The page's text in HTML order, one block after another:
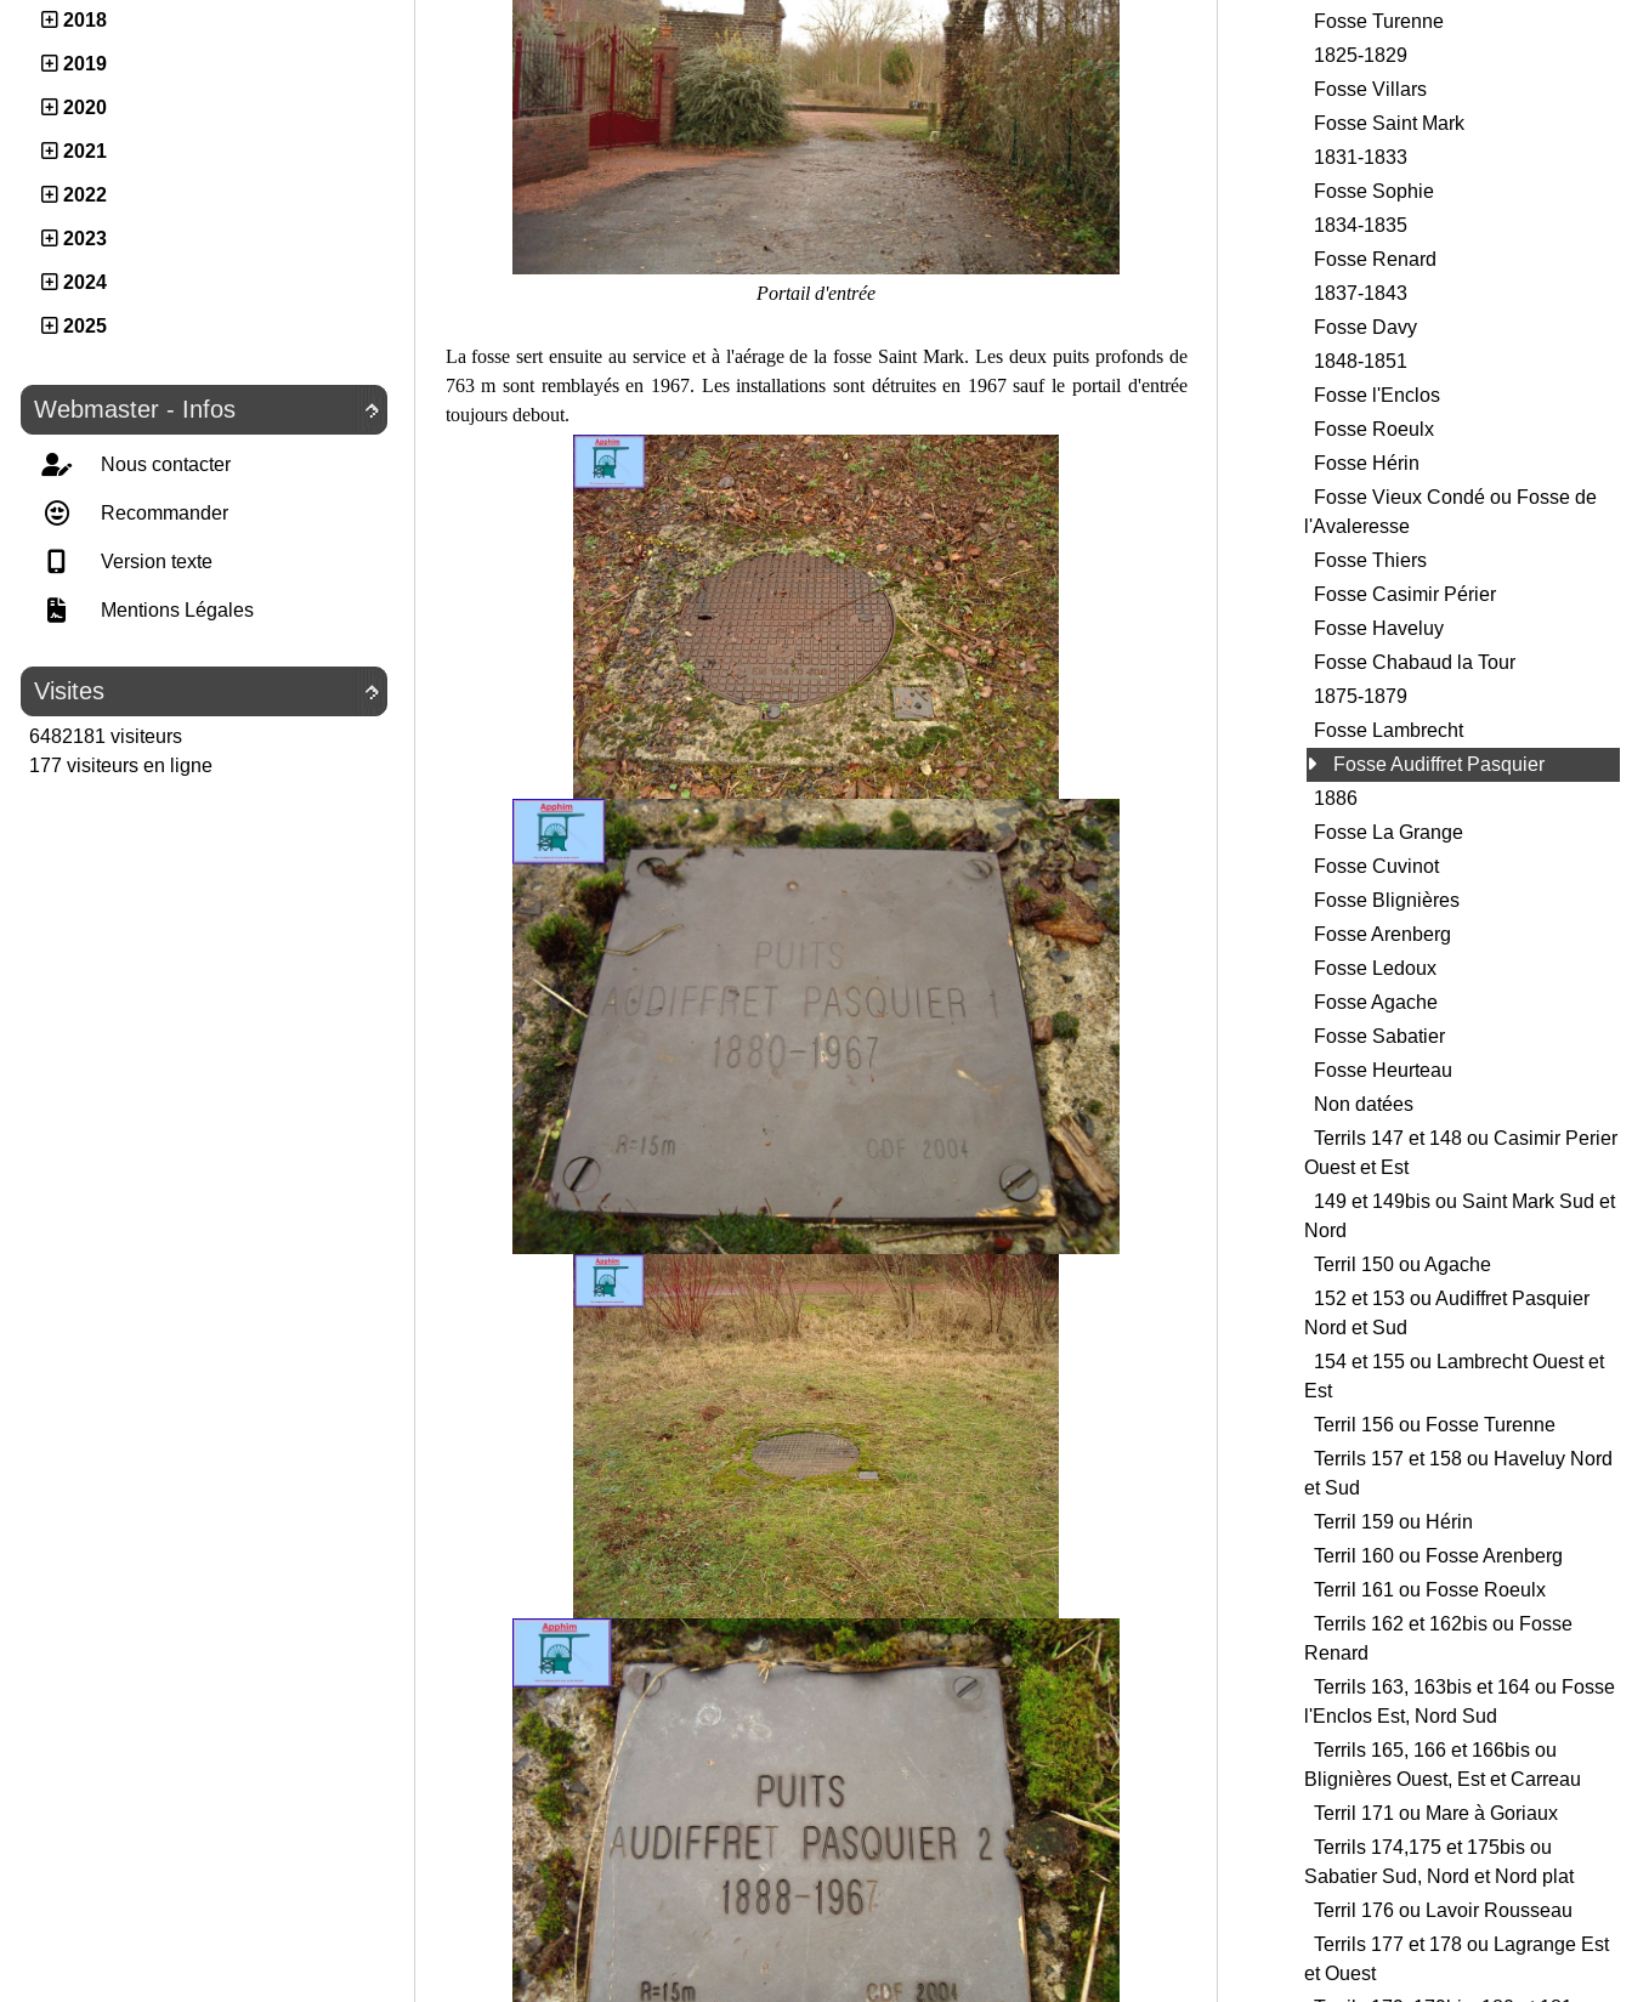
2018
2019
2020
2021
2022
2023
2024
2025

Webmaster - Infos
Nous contacter
Recommander
Version texte
Mentions Légales

Visites
6482181 visiteurs
177 visiteurs en ligne
Portail d'entrée
La fosse sert ensuite au service et à l'aérage de la fosse Saint Mark. Les deux puits profonds de
763 m sont remblayés en 1967. Les installations sont détruites en 1967 sauf le portail d'entrée
toujours debout.
Fosse Turenne
1825-1829
Fosse Villars
Fosse Saint Mark
1831-1833
Fosse Sophie
1834-1835
Fosse Renard
1837-1843
Fosse Davy
1848-1851
Fosse l'Enclos
Fosse Roeulx
Fosse Hérin
Fosse Vieux Condé ou Fosse de
l'Avaleresse
Fosse Thiers
Fosse Casimir Périer
Fosse Haveluy
Fosse Chabaud la Tour
1875-1879
Fosse Lambrecht
Fosse Audiffret Pasquier
1886
Fosse La Grange
Fosse Cuvinot
Fosse Blignières
Fosse Arenberg
Fosse Ledoux
Fosse Agache
Fosse Sabatier
Fosse Heurteau
Non datées
Terrils 147 et 148 ou Casimir Perier
Ouest et Est
149 et 149bis ou Saint Mark Sud et
Nord
Terril 150 ou Agache
152 et 153 ou Audiffret Pasquier
Nord et Sud
154 et 155 ou Lambrecht Ouest et
Est
Terril 156 ou Fosse Turenne
Terrils 157 et 158 ou Haveluy Nord
et Sud
Terril 159 ou Hérin
Terril 160 ou Fosse Arenberg
Terril 161 ou Fosse Roeulx
Terrils 162 et 162bis ou Fosse
Renard
Terrils 163, 163bis et 164 ou Fosse
l'Enclos Est, Nord Sud
Terrils 165, 166 et 166bis ou
Blignières Ouest, Est et Carreau
Terril 171 ou Mare à Goriaux
Terrils 174,175 et 175bis ou
Sabatier Sud, Nord et Nord plat
Terril 176 ou Lavoir Rousseau
Terrils 177 et 178 ou Lagrange Est
et Ouest